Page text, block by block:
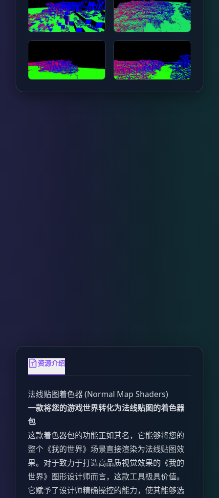
资源介绍
法线贴图着色器 (Normal Map Shaders)
一款将您的游戏世界转化为法线贴图的着色器
包
这款着色器包的功能正如其名，它能够将您的
整个《我的世界》场景直接渲染为法线贴图效
果。对于致力于打造高品质视觉效果的《我的
世界》图形设计师而言，这款工具极具价值。
它赋予了设计师精确操控的能力，使其能够选